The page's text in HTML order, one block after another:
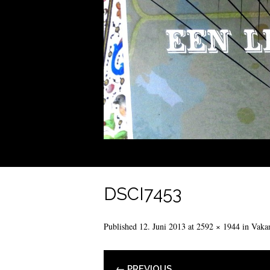
DSCI7453
Published 12. Juni 2013 at 2592 × 1944 in